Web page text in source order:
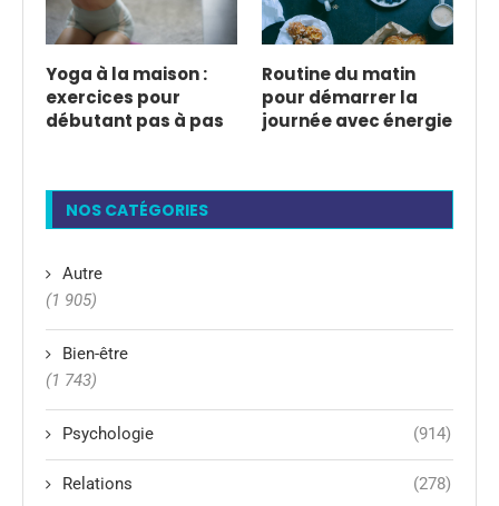
Yoga à la maison :
exercices pour
débutant pas à pas
Routine du matin
pour démarrer la
journée avec énergie
NOS CATÉGORIES
Autre
(1 905)
Bien-être
(1 743)
Psychologie (914)
Relations (278)